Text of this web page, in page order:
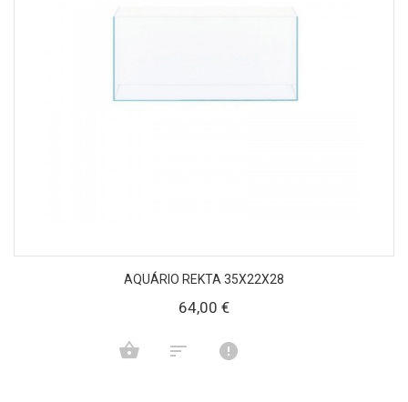
AQUÁRIO REKTA 35X22X28
64,00 €